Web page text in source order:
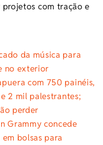
com tração e
da música para
no exterior
com 750 painéis,
2 mil palestrantes;
perder
Grammy concede
em bolsas para